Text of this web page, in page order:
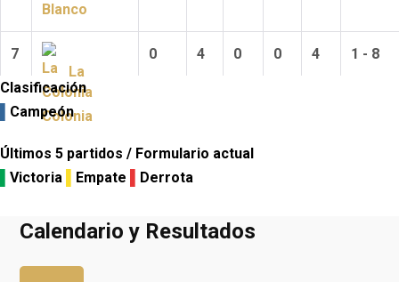
Blanco
7
La
Colonia
0 4 0 0 4
1 - 8
Clasificación
Campeón
Últimos 5 partidos / Formulario actual
Victoria Empate Derrota
Calendario y Resultados